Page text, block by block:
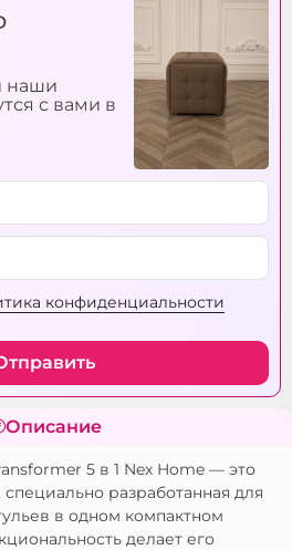
Blanita articiala (Teddy)
500 мм
1/1
500 мм
500 мм
Blanita artificiala (Teddy)
наши
с вами в
конфиденциальности
Описание
5 в 1 Nex Home — это
разработанная для
в одном компактном
делает его